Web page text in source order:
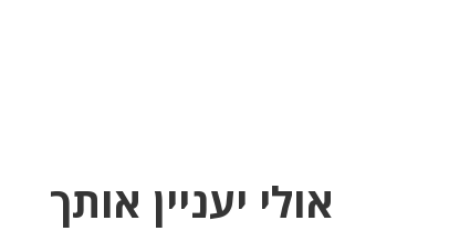
אולי יעניין אותך